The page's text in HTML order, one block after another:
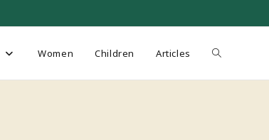
Women Children Articles Toggle